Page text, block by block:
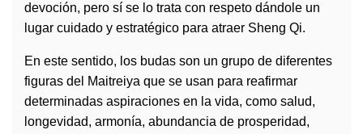
devoción, pero sí se lo trata con respeto dándole un
lugar cuidado y estratégico para atraer Sheng Qi.
En este sentido, los budas son un grupo de diferentes
figuras del Maitreiya que se usan para reafirmar
determinadas aspiraciones en la vida, como salud,
longevidad, armonía, abundancia de prosperidad,